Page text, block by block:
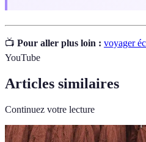
📺 Pour aller plus loin : voyager
YouTube
Articles similaires
Continuez votre lecture